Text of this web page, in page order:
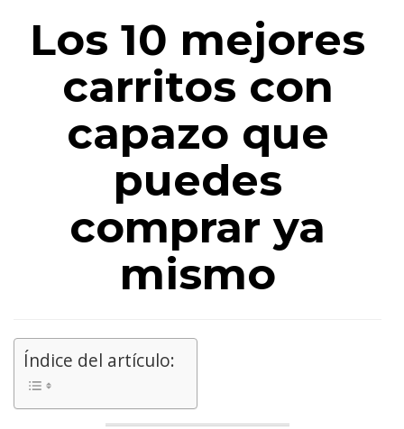
Los 10 mejores
carritos con
capazo que
puedes
comprar ya
mismo
Índice del artículo: